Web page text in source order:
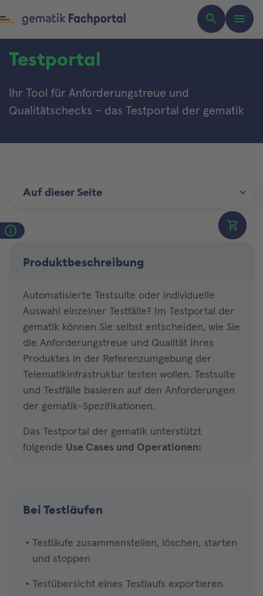
Testportal
Ihr Tool für Anforderungstreue und
Qualitätschecks – das Testportal der gematik
Auf dieser Seite
0
Produktbeschreibung
Automatisierte Testsuite oder individuelle
Auswahl einzelner Testfälle? Im Testportal der
gematik können Sie selbst entscheiden, wie Sie
die Anforderungstreue und Qualität Ihres
Produktes in der Referenzumgebung der
Telematikinfrastruktur testen wollen. Testsuite
und Testfälle basieren auf den Anforderungen
der gematik-Spezifikationen.
Das Testportal der gematik unterstützt
folgende Use Cases und Operationen:
Bei Testläufen
Testläufe zusammenstellen, löschen, starten
und stoppen
Testübersicht eines Testlaufs exportieren